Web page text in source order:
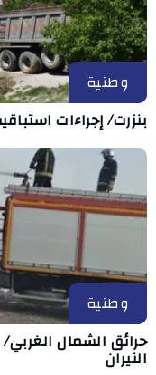
وطنية
بنزرت/ إجراءات
وطنية
حرائق الشمال
النيران